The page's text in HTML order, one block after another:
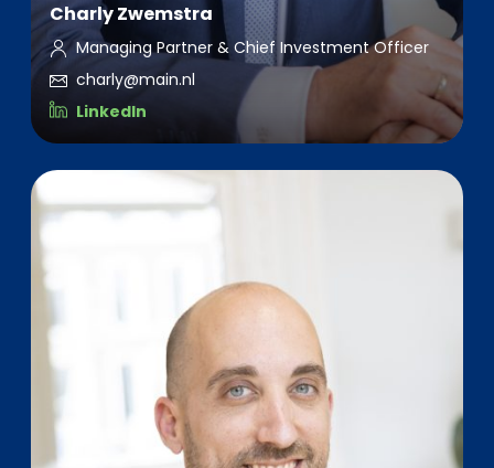
Charly Zwemstra
Managing Partner & Chief Investment Officer
charly@main.nl
LinkedIn